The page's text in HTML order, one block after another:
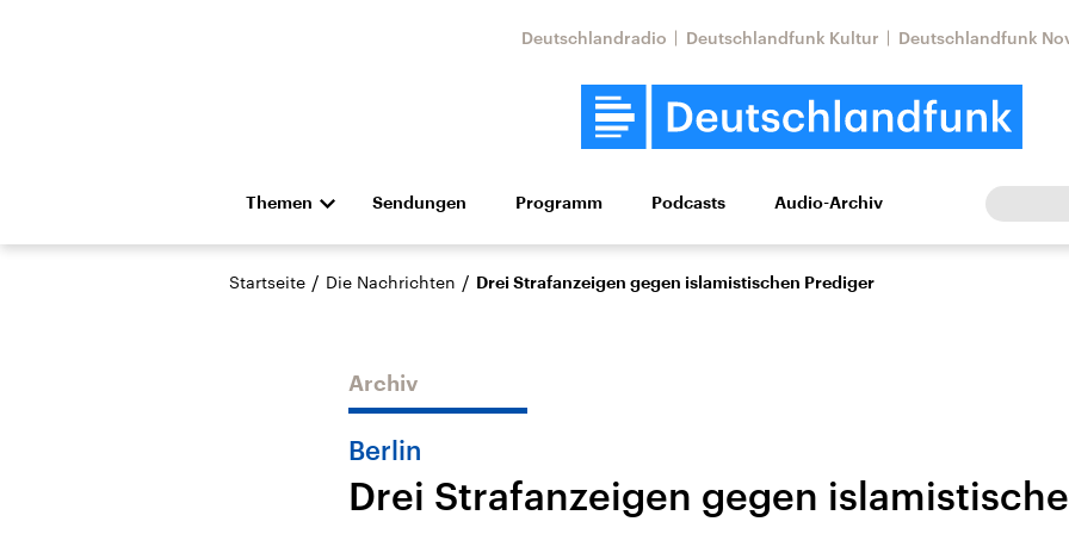
Deutschlandradio Deutschlandfunk Kultur Deutschlandfunk
Themen
Die Nachrichten Politik Wirtschaft Wissen Kultur Europa
Hörspiel und Feature Musik
Landtagswahl Sachsen-
USA
Aktuelle Beiträge,
Nahostkonflikt
Aktuelle Lage und
Iran
Sendungen Programm Podcasts Audio-Archiv
Startseite / Die Nachrichten / Drei Strafanzeigen gegen islamistischen Prediger
Archiv
Berlin
Drei Strafanzeigen gegen